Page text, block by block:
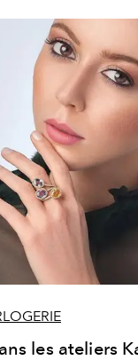
les ateliers